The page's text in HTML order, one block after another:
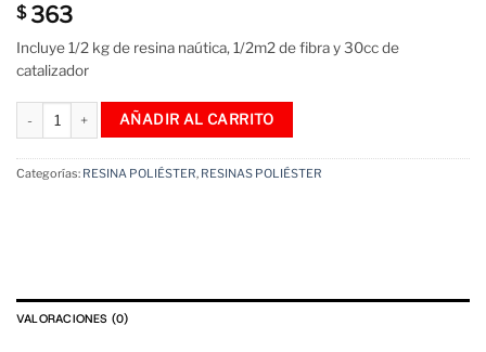
$363
Incluye 1/2 kg de resina naútica, 1/2m2 de fibra y 30cc de
catalizador
Kit Resina Poliéster Naútica Con Catalizador Y Fibra De Vidrio 1/2 Kg
AÑADIR AL CARRITO
Categorías: RESINA POLIÉSTER, RESINAS POLIÉSTER
VALORACIONES (0)